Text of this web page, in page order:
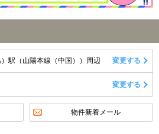
駅（山陽本線（中国））周辺 変更する
変更する
物件新着メール